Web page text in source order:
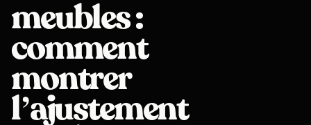
meubles :
comment
montrer
l’ajustement